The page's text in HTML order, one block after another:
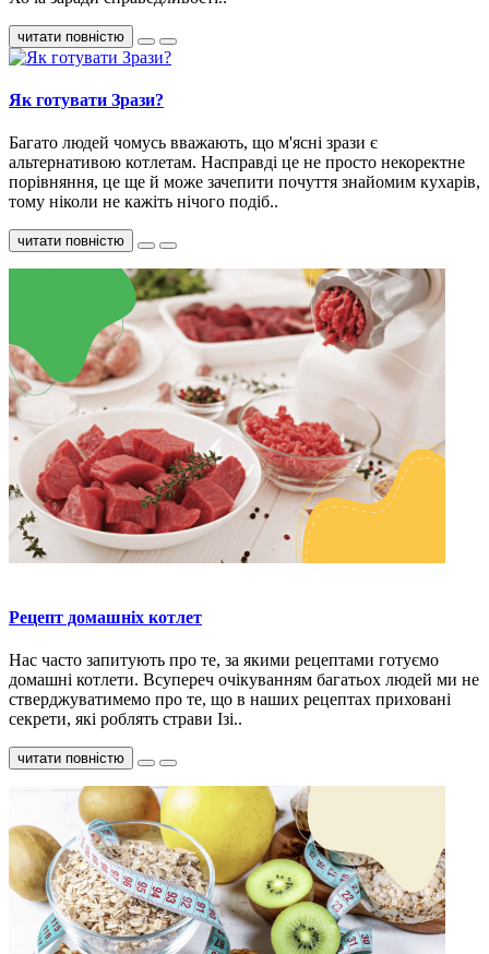
читати повністю
Як готувати Зрази?
Багато людей чомусь вважають, що м'ясні зрази є
альтернативою котлетам. Насправді це не просто некоректне
порівняння, це ще й може зачепити почуття знайомим кухарів,
тому ніколи не кажіть нічого подіб..
читати повністю
Рецепт домашніх котлет
Нас часто запитують про те, за якими рецептами готуємо
домашні котлети. Всупереч очікуванням багатьох людей ми не
стверджуватимемо про те, що в наших рецептах приховані
секрети, які роблять страви Ізі..
читати повністю